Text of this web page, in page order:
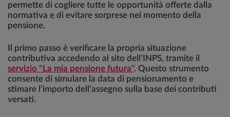
permette di cogliere tutte le opportunità offerte dalla
normativa e di evitare sorprese nel momento della
pensione.
Il primo passo è verificare la propria situazione
contributiva accedendo al sito dell’INPS, tramite il
servizio "La mia pensione futura". Questo strumento
consente di simulare la data di pensionamento e
stimare l’importo dell’assegno sulla base dei contributi
versati.